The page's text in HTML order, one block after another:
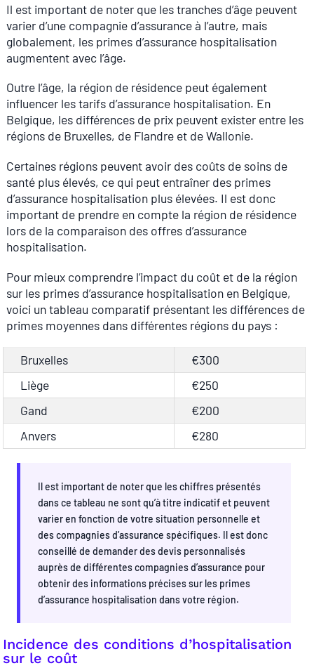
Il est important de noter que les tranches d’âge peuvent
varier d’une compagnie d’assurance à l’autre, mais
globalement, les primes d’assurance hospitalisation
augmentent avec l’âge.
Outre l’âge, la région de résidence peut également
influencer les tarifs d’assurance hospitalisation. En
Belgique, les différences de prix peuvent exister entre les
régions de Bruxelles, de Flandre et de Wallonie.
Certaines régions peuvent avoir des coûts de soins de
santé plus élevés, ce qui peut entraîner des primes
d’assurance hospitalisation plus élevées. Il est donc
important de prendre en compte la région de résidence
lors de la comparaison des offres d’assurance
hospitalisation.
Pour mieux comprendre l’impact du coût et de la région
sur les primes d’assurance hospitalisation en Belgique,
voici un tableau comparatif présentant les différences de
primes moyennes dans différentes régions du pays :
Bruxelles
€300
Liège
€250
Gand
€200
Anvers
€280
Il est important de noter que les chiffres présentés
dans ce tableau ne sont qu’à titre indicatif et peuvent
varier en fonction de votre situation personnelle et
des compagnies d’assurance spécifiques. Il est donc
conseillé de demander des devis personnalisés
auprès de différentes compagnies d’assurance pour
obtenir des informations précises sur les primes
d’assurance hospitalisation dans votre région.
Incidence des conditions d’hospitalisation
sur le coût